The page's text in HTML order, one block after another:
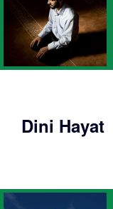
Dini Hayat